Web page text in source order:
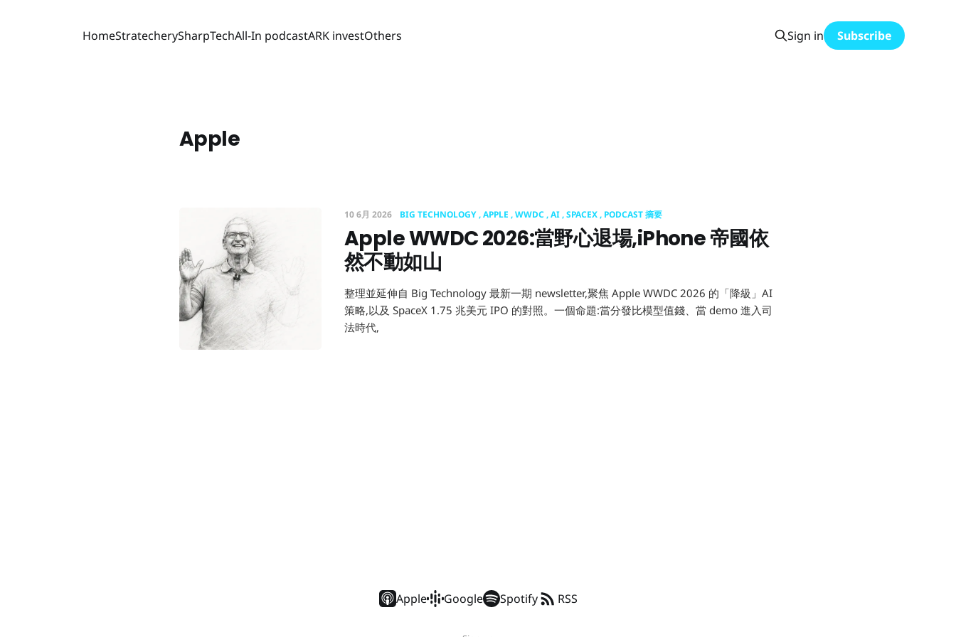
HomeStratecherySharpTechAll-In podcastARK investOthers Sign in Subscribe
Apple
10 6月 2026 BIG TECHNOLOGY APPLE WWDC AI SPACEX PODCAST 摘要
Apple WWDC 2026:當野心退場,iPhone 帝國依
然不動如山
整理並延伸自 Big Technology 最新一期 newsletter,聚焦 Apple WWDC 2026 的「降級」AI
策略,以及 SpaceX 1.75 兆美元 IPO 的對照。一個命題:當分發比模型值錢、當 demo 進入司
法時代,
Apple Google Spotify RSS